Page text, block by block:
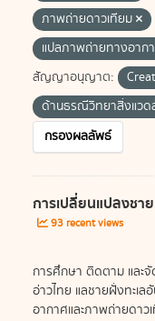
ภาพถ่ายดาวเทียม
แปลภาพถ่ายทางอาก
สัญญาอนุญาต:
ด้านธรณีวิทยาสิ่งแวด
กรองผลลัพธ์
การเปลี่ยนแปลงชา
93 recent views
การศึกษา ติดตาม และจั
อ่าวไทย แลชายฝั่งทะเ
อากาศและภาพถ่ายดาว